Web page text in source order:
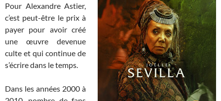
Pour Alexandre Astier,
c’est peut-être le prix à
payer pour avoir créé
une œuvre devenue
culte et qui continue de
s’écrire dans le temps.
Dans les années 2000 à